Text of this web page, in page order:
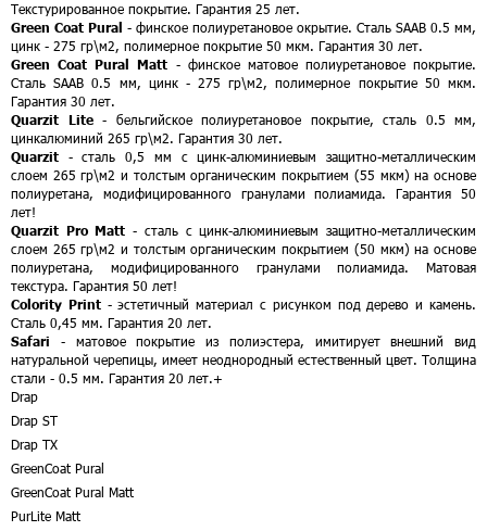
Текстурированное покрытие. Гарантия 25 лет.
Green Coat Pural - финское полиуретановое окрытие. Сталь SAAB 0.5 мм,
цинк - 275 гр\м2, полимерное покрытие 50 мкм. Гарантия 30 лет.
Green Coat Pural Matt - финское матовое полиуретановое покрытие.
Сталь SAAB 0.5 мм, цинк - 275 гр\м2, полимерное покрытие 50 мкм.
Гарантия 30 лет.
Quarzit Lite- бельгийское полиуретановое покрытие, сталь 0.5 мм,
цинкалюминий 265 гр\м2. Гарантия 30 лет.
Quarzit - сталь 0,5 мм с цинк-алюминиевым защитно-металлическим
слоем 265 гр\м2 и толстым органическим покрытием (55 мкм) на основе
полиуретана, модифицированного гранулами полиамида. Гарантия 50
лет!
Quarzit Pro Matt - сталь с цинк-алюминиевым защитно-металлическим
слоем 265 гр\м2 и толстым органическим покрытием (50 мкм) на основе
полиуретана, модифицированного гранулами полиамида. Матовая
текстура. Гарантия 50 лет!
Colority Print- эстетичный материал с рисунком под дерево и камень.
Сталь 0,45 мм. Гарантия 20 лет.
Safari - матовое покрытие из полиэстера, имитирует внешний вид
натуральной черепицы, имеет неоднородный естественный цвет. Толщина
стали - 0.5 мм. Гарантия 20 лет.+
Drap
Drap ST
Drap TX
GreenCoat Pural
GreenCoat Pural Matt
PurLite Matt